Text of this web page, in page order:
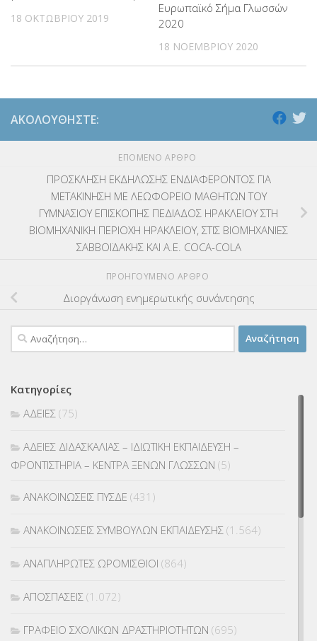
18 ΟΚΤΩΒΡΊΟΥ 2019
Ευρωπαϊκό Σήμα Γλωσσών
2020
18 ΝΟΕΜΒΡΊΟΥ 2020
ΑΚΟΛΟΥΘΉΣΤΕ:
ΕΠΌΜΕΝΟ ΆΡΘΡΟ
ΠΡΟΣΚΛΗΣΗ ΕΚΔΗΛΩΣΗΣ ΕΝΔΙΑΦΕΡΟΝΤΟΣ ΓΙΑ
ΜΕΤΑΚΙΝΗΣΗ ΜΕ ΛΕΩΦΟΡΕΙΟ ΜΑΘΗΤΩΝ ΤΟΥ
ΓΥΜΝΑΣΙΟΥ ΕΠΙΣΚΟΠΗΣ ΠΕΔΙΑΔΟΣ ΗΡΑΚΛΕΙΟΥ ΣΤΗ
ΒΙΟΜΗΧΑΝΙΚΗ ΠΕΡΙΟΧΗ ΗΡΑΚΛΕΙΟΥ, ΣΤΙΣ ΒΙΟΜΗΧΑΝΙΕΣ
ΣΑΒΒΟΪΔΑΚΗΣ ΚΑΙ Α.Ε. COCA-COLA
ΠΡΟΗΓΟΎΜΕΝΟ ΆΡΘΡΟ
Διοργάνωση ενημερωτικής συνάντησης
Αναζήτηση
για:
Κατηγορίες
ΑΔΕΙΕΣ (75)
ΑΔΕΙΕΣ ΔΙΔΑΣΚΑΛΙΑΣ – ΙΔΙΩΤΙΚΗ ΕΚΠΑΙΔΕΥΣΗ –
ΦΡΟΝΤΙΣΤΗΡΙΑ – ΚΕΝΤΡΑ ΞΕΝΩΝ ΓΛΩΣΣΩΝ (5)
ΑΝΑΚΟΙΝΩΣΕΙΣ ΠΥΣΔΕ (431)
ΑΝΑΚΟΙΝΩΣΕΙΣ ΣΥΜΒΟΥΛΩΝ ΕΚΠΑΙΔΕΥΣΗΣ (1.564)
ΑΝΑΠΛΗΡΩΤΕΣ ΩΡΟΜΙΣΘΙΟΙ (864)
ΑΠΟΣΠΑΣΕΙΣ (1.072)
ΓΡΑΦΕΙΟ ΣΧΟΛΙΚΩΝ ΔΡΑΣΤΗΡΙΟΤΗΤΩΝ (695)